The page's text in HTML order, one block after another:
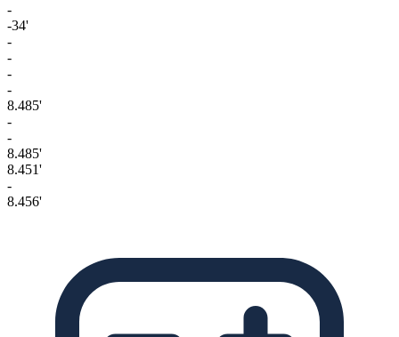
-
-34'
-
-
-
-
8.485'
-
-
8.485'
8.451'
-
8.456'